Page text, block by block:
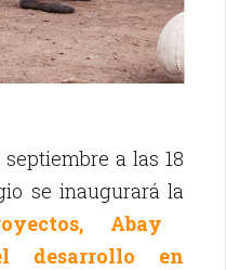
a las 18
se inaugurará la
Abay
desarrollo en